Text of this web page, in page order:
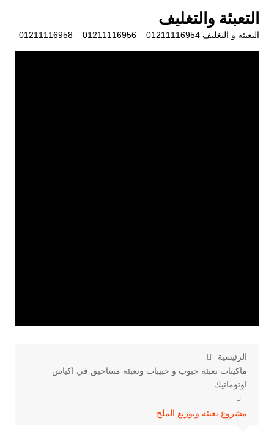
المحتوى
التعبئة والتغليف
التعبئة و التغليف 01211116954 – 01211116956 – 01211116958
الرئيسية
ماكينات تعبئة حبوب و حبيبات وتعبئة مساحيق في اكياس
اوتوماتيك
مشروع تعبئة وتوزيع الملح